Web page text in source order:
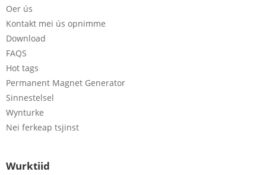
Oer ús
Kontakt mei ús opnimme
Download
FAQS
Hot tags
Permanent Magnet Generator
Sinnestelsel
Wynturke
Nei ferkeap tsjinst
Wurktiid